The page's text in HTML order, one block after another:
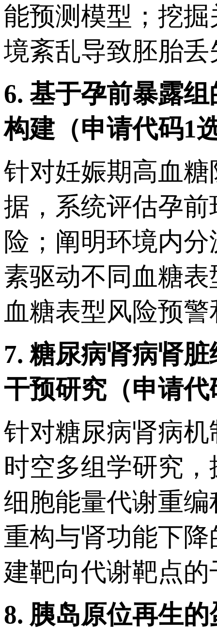
能预测模型；挖
境紊乱导致胚胎
6. 基于孕前暴露
构建（申请代码1
针对妊娠期高血
据，系统评估孕
险；阐明环境内
素驱动不同血糖
血糖表型风险预
7. 糖尿病肾病肾
干预研究（申请代
针对糖尿病肾病
时空多组学研究
细胞能量代谢重
重构与肾功能下
建靶向代谢靶点
8. 胰岛原位再生